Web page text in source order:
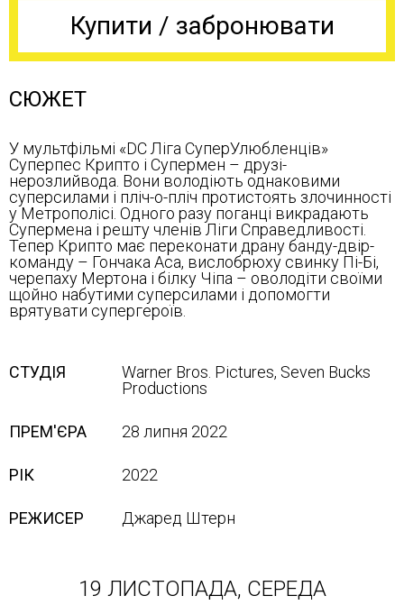
Купити / забронювати
СЮЖЕТ
У мультфільмі «DC Ліга СуперУлюбленців»
Суперпес Крипто і Супермен – друзі-
нерозлийвода. Вони володіють однаковими
суперсилами і пліч-о-пліч протистоять злочинності
у Метрополісі. Одного разу поганці викрадають
Супермена і решту членів Ліги Справедливості.
Тепер Крипто має переконати драну банду-двір-
команду – Гончака Аса, вислобрюху свинку Пі-Бі,
черепаху Мертона і білку Чіпа – оволодіти своїми
щойно набутими суперсилами і допомогти
врятувати супергероїв.
СТУДІЯ
Warner Bros. Pictures, Seven Bucks
Productions
ПРЕМ'ЄРА 28 липня 2022
РІК 2022
РЕЖИСЕР Джаред Штерн
19 ЛИСТОПАДА, СЕРЕДА